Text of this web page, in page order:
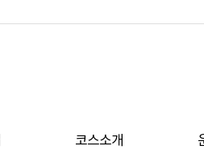
코스소개